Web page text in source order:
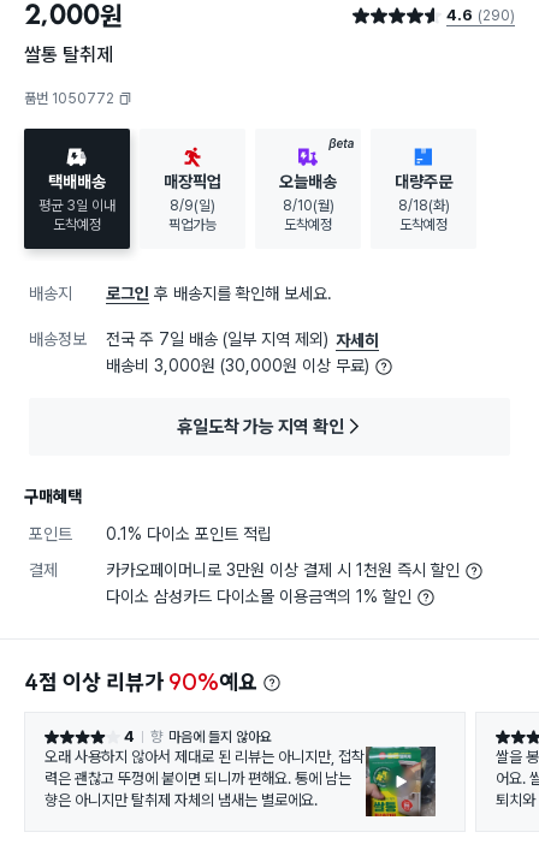
구매했어요
2,000원 별점 4.6점 4.6 (290)
쌀통 탈취제
품번 1050772
택배배송
평균 3일 이내
도착예정
매장픽업
8/9(일)
픽업가능
BETA
오늘배송
8/10(월)
도착예정
대량주문
8/18(화)
도착예정
배송지 로그인 후 배송지를 확인해 보세요.
배송정보 전국 주 7일 배송 (일부 지역 제외) 자세히
배송비 3,000원 (30,000원 이상 무료)
휴일도착 가능 지역 확인
구매혜택
포인트
0.1% 다이소 포인트 적립
결제
카카오페이머니로 3만원 이상 결제 시 1천원 즉시 할인
다이소 삼성카드 다이소몰 이용금액의 1% 할인
4점 이상 리뷰가 90%예요
별점 4점 4 향 마음에 들지 않아요
오래 사용하지 않아서 제대로 된 리뷰는 아니지만, 접착
력은 괜찮고 뚜껑에 붙이면 되니까 편해요. 통에 남는
향은 아니지만 탈취제 자체의 냄새는 별로에요.
별점 5
쌀을
어요.
퇴치와